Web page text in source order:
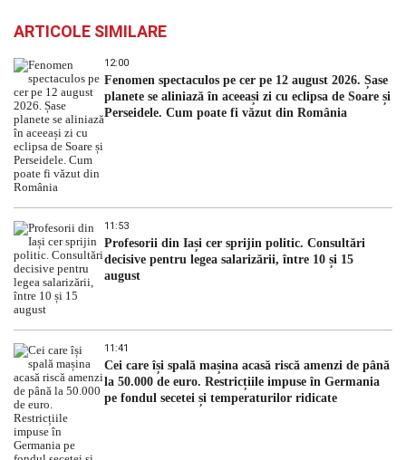
ARTICOLE SIMILARE
12:00
Fenomen spectaculos pe cer pe 12 august 2026. Șase
planete se aliniază în aceeași zi cu eclipsa de Soare și
Perseidele. Cum poate fi văzut din România
11:53
Profesorii din Iași cer sprijin politic. Consultări
decisive pentru legea salarizării, între 10 și 15
august
11:41
Cei care își spală mașina acasă riscă amenzi de până
la 50.000 de euro. Restricțiile impuse în Germania
pe fondul secetei și temperaturilor ridicate